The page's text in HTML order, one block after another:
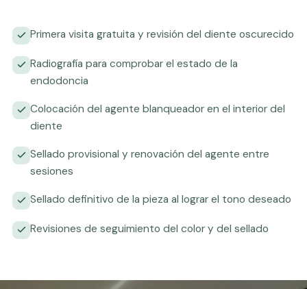
Primera visita gratuita y revisión del diente oscurecido
Radiografía para comprobar el estado de la
endodoncia
Colocación del agente blanqueador en el interior del
diente
Sellado provisional y renovación del agente entre
sesiones
Sellado definitivo de la pieza al lograr el tono deseado
Revisiones de seguimiento del color y del sellado